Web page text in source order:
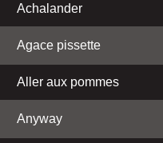
Achalander
Agace pissette
Aller aux pommes
Anyway